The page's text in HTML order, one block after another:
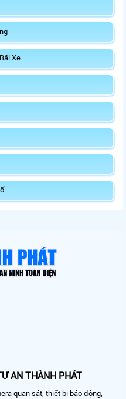
Xe
AN THÀNH PHÁT
quan sát, thiết bị báo động,